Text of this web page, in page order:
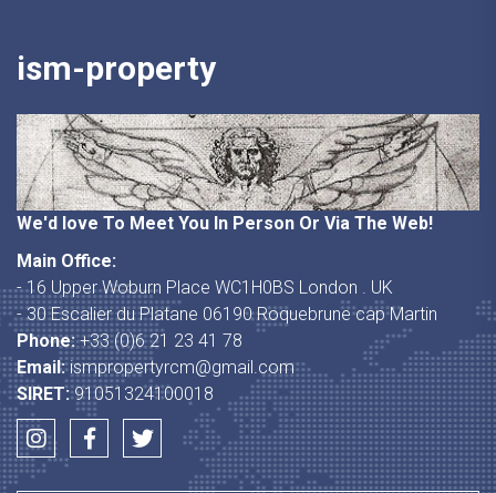
ism-property
We'd love To Meet You In Person Or Via The Web!
Main Office:
- 16 Upper Woburn Place WC1H0BS London . UK
- 30 Escalier du Platane 06190 Roquebrune cap Martin
Phone:+33 (0)6 21 23 41 78
Email: ismpropertyrcm@gmail.com
SIRET:91051324100018